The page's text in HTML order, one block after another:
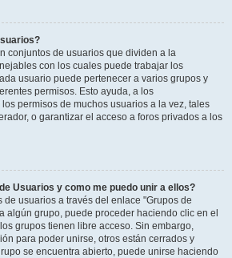
conjuntos de usuarios que dividen a la
con los cuales puede trabajar los
usuario puede pertenecer a varios grupos y
permisos. Esto ayuda, a los
permisos de muchos usuarios a la vez, tales
o garantizar el acceso a foros privados a los
Usuarios y como me puedo unir a ellos?
de usuarios a través del enlace "Grupos de
algún grupo, puede proceder haciendo clic en el
grupos tienen libre acceso. Sin embargo,
para poder unirse, otros están cerrados y
se encuentra abierto, puede unirse haciendo